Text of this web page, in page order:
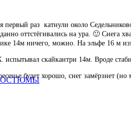
первый раз катнули около
оттстёгивались на ура. 🙂 Снега
14м ничего, можно. На эльфе 16 м
испытывал скайкантри 14м. Вроде
будет хорошо, снег замёрзнет